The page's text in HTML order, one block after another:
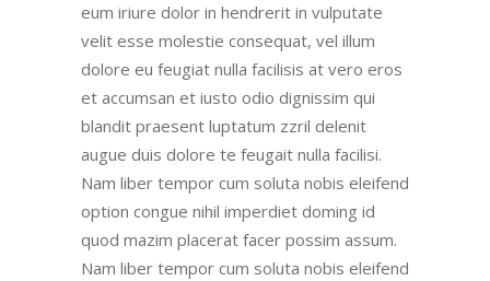
eum iriure dolor in hendrerit in vulputate
velit esse molestie consequat, vel illum
dolore eu feugiat nulla facilisis at vero eros
et accumsan et iusto odio dignissim qui
blandit praesent luptatum zzril delenit
augue duis dolore te feugait nulla facilisi.
Nam liber tempor cum soluta nobis eleifend
option congue nihil imperdiet doming id
quod mazim placerat facer possim assum.
Nam liber tempor cum soluta nobis eleifend